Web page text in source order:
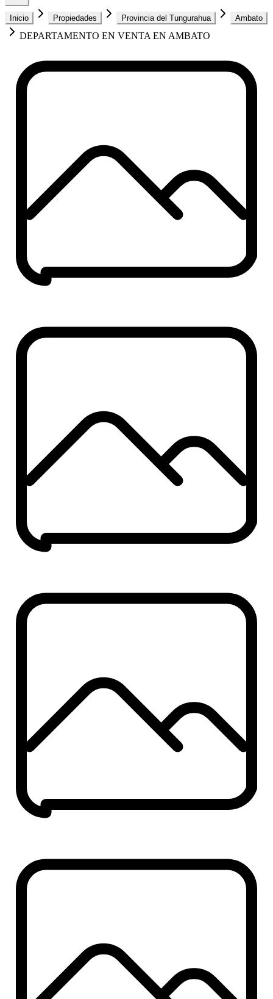
Inicio Propiedades Provincia del Tungurahua Ambato
DEPARTAMENTO EN VENTA EN AMBATO